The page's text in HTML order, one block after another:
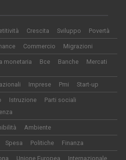
Crescita Sviluppo Povertà
Commercio Migrazioni
monetaria Bce Banche Mercati
Imprese Pmi Start-up
Istruzione
Parti sociali
Ambiente
Spesa Politiche Finanza
Unione Europea Internazionale